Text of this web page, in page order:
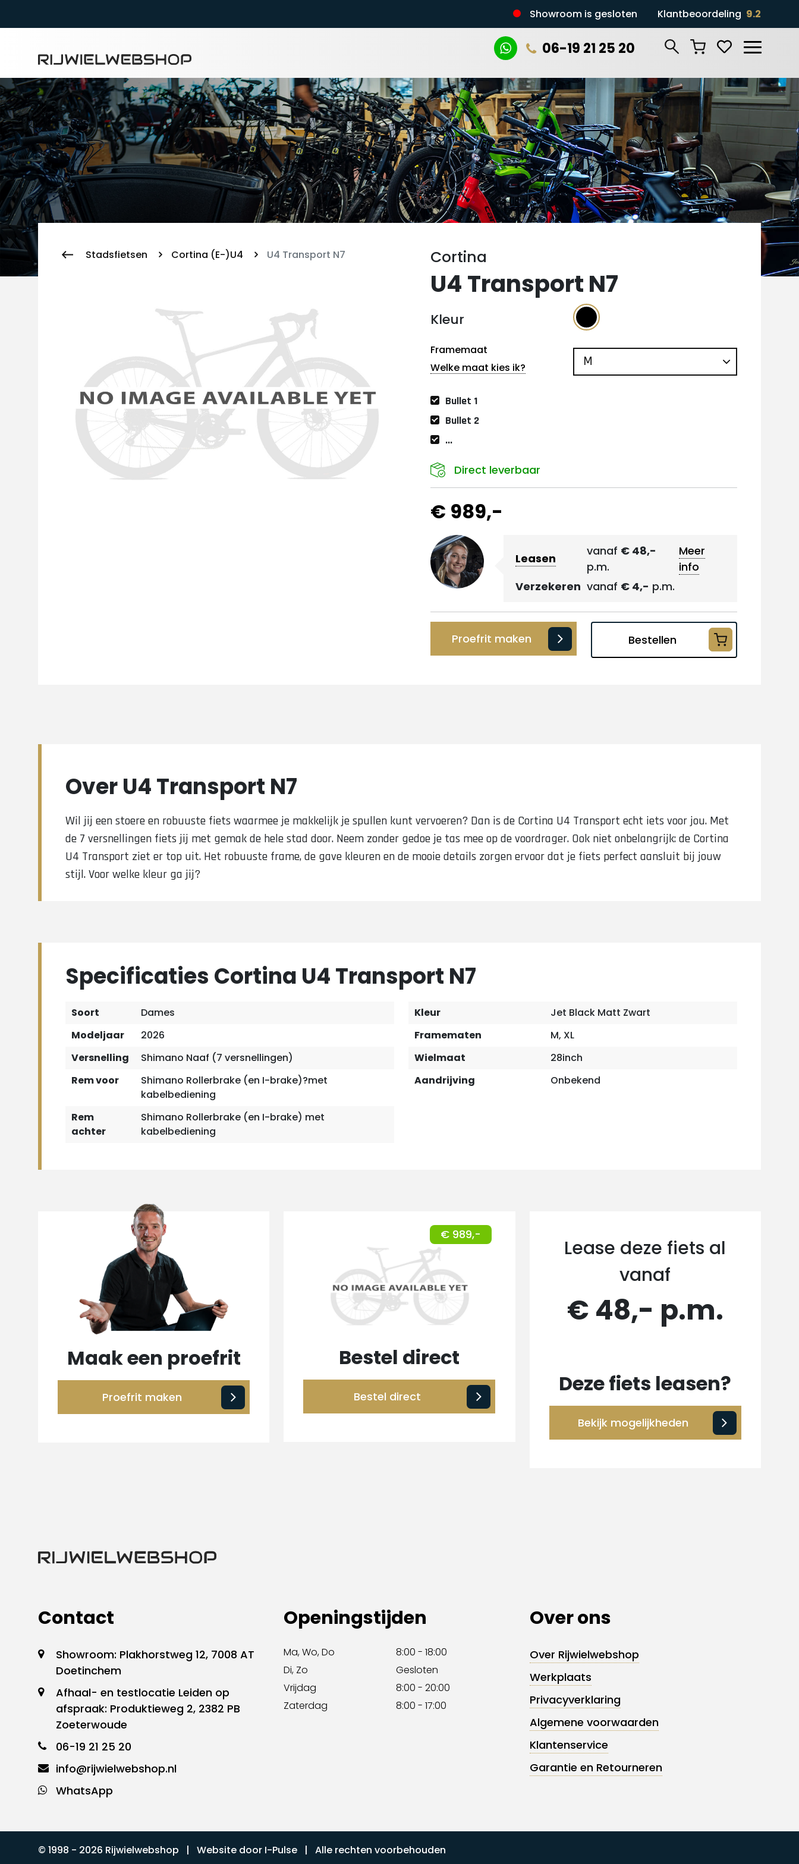
Zoeken Showroom is gesloten Klantbeoordeling 9.2
06-19 21 25 20
Stadsfietsen Cortina (E-)U4 U4 Transport N7 Cortina
U4 Transport N7
Kleur
Framemaat
Welke maat kies ik?
Bullet 1
Bullet 2
...
Direct leverbaar
€ 989,-
Leasen
vanaf € 48,-
p.m.
Meer
info
Verzekeren vanaf € 4,- p.m.
Proefrit maken Bestellen
Over U4 Transport N7
Wil jij een stoere en robuuste fiets waarmee je makkelijk je spullen kunt vervoeren? Dan is de Cortina U4 Transport echt iets voor jou. Met
de 7 versnellingen fiets jij met gemak de hele stad door. Neem zonder gedoe je tas mee op de voordrager. Ook niet onbelangrijk: de Cortina
U4 Transport ziet er top uit. Het robuuste frame, de gave kleuren en de mooie details zorgen ervoor dat je fiets perfect aansluit bij jouw
stijl. Voor welke kleur ga jij?
Specificaties Cortina U4 Transport N7
Soort
Dames
Modeljaar
2026
Versnelling
Shimano Naaf (7 versnellingen)
Rem voor
Shimano Rollerbrake (en I-brake)?met
kabelbediening
Rem
achter
Shimano Rollerbrake (en I-brake) met
kabelbediening
Kleur
Jet Black Matt Zwart
Framematen
M, XL
Wielmaat
28inch
Aandrijving
Onbekend
Maak een proefrit
Proefrit maken
€ 989,-
Bestel direct
Bestel direct
Lease deze fiets al
vanaf
€ 48,- p.m.
Deze fiets leasen?
Bekijk mogelijkheden
Contact
Showroom: Plakhorstweg 12, 7008 AT
Doetinchem
Afhaal- en testlocatie Leiden op
afspraak: Produktieweg 2, 2382 PB
Zoeterwoude
06-19 21 25 20
info@rijwielwebshop.nl
WhatsApp
Openingstijden
Ma, Wo, Do
8:00 - 18:00
Di, Zo
Gesloten
Vrijdag
8:00 - 20:00
Zaterdag
8:00 - 17:00
Over ons
Over Rijwielwebshop
Werkplaats
Privacyverklaring
Algemene voorwaarden
Klantenservice
Garantie en Retourneren
© 1998 - 2026 Rijwielwebshop | Website door I-Pulse | Alle rechten voorbehouden